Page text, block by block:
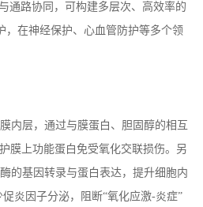
通路协同，可构建多层次、高效率的
，在神经保护、心血管防护等多个领
内层，通过与膜蛋白、胆固醇的相互
膜上功能蛋白免受氧化交联损伤。另
的基因转录与蛋白表达，提升细胞内
炎因子分泌，阻断“氧化应激-炎症”